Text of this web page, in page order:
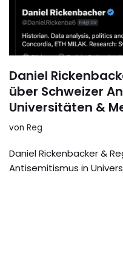
Daniel
über Schweizer
Universitäten &
von Reg
Daniel Rickenbacker &
Antisemitismus in